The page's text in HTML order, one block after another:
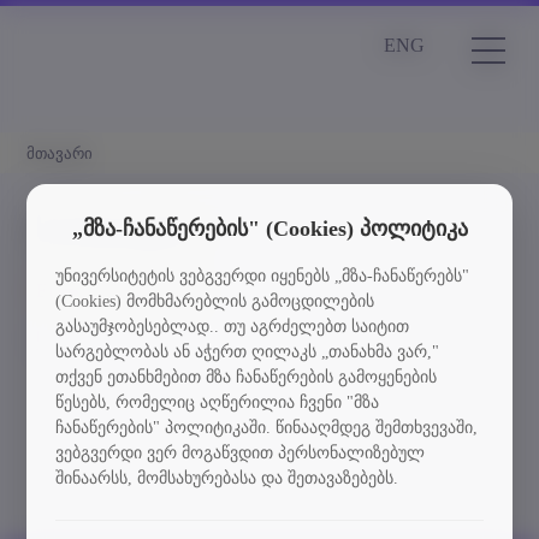
ENG
მთავარი
სიახლეები
Element is not found
სიახლეებში დაბრუნება
„მზა-ჩანაწერების" (Cookies) პოლიტიკა
უნივერსიტეტის ვებგვერდი იყენებს „მზა-ჩანაწერებს"
(Cookies) მომხმარებლის გამოცდილების
გასაუმჯობესებლად.. თუ აგრძელებთ საიტით
სარგებლობას ან აჭერთ ღილაკს „თანახმა ვარ,"
თქვენ ეთანხმებით მზა ჩანაწერების გამოყენების
წესებს, რომელიც აღწერილია ჩვენი "მზა
ჩანაწერების" პოლიტიკაში. წინააღმდეგ შემთხვევაში,
ვებგვერდი ვერ მოგაწვდით პერსონალიზებულ
შინაარსს, მომსახურებასა და შეთავაზებებს.